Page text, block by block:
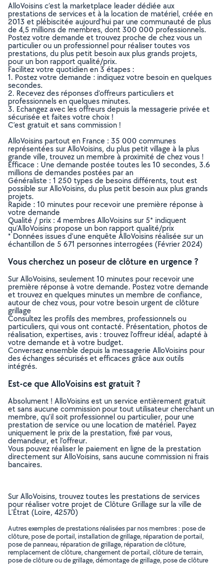
AlloVoisins c’est la marketplace leader dédiée aux
prestations de services et à la location de matériel, créée en
2013 et plébiscitée aujourd’hui par une communauté de plus
de 4,5 millions de membres, dont 300 000 professionnels.
Postez votre demande et trouvez proche de chez vous un
particulier ou un professionnel pour réaliser toutes vos
prestations, du plus petit besoin aux plus grands projets,
pour un bon rapport qualité/prix.
Facilitez votre quotidien en 3 étapes :
1. Postez votre demande : indiquez votre besoin en quelques
secondes.
2. Recevez des réponses d’offreurs particuliers et
professionnels en quelques minutes.
3. Echangez avec les offreurs depuis la messagerie privée et
sécurisée et faites votre choix !
C’est gratuit et sans commission !
AlloVoisins partout en France : 35 000 communes
représentées sur AlloVoisins, du plus petit village à la plus
grande ville, trouvez un membre à proximité de chez vous !
Efficace : Une demande postée toutes les 10 secondes, 3.6
millions de demandes postées par an
Généraliste : 1 250 types de besoins différents, tout est
possible sur AlloVoisins, du plus petit besoin aux plus grands
projets.
Rapide : 10 minutes pour recevoir une première réponse à
votre demande
Qualité / prix : 4 membres AlloVoisins sur 5* indiquent
qu’AlloVoisins propose un bon rapport qualité/prix
* Données issues d’une enquête AlloVoisins réalisée sur un
échantillon de 5 671 personnes interrogées (Février 2024)
Vous cherchez un poseur de clôture en urgence ?
Sur AlloVoisins, seulement 10 minutes pour recevoir une
première réponse à votre demande. Postez votre demande
et trouvez en quelques minutes un membre de confiance,
autour de chez vous, pour votre besoin urgent de clôture
grillage
Consultez les profils des membres, professionnels ou
particuliers, qui vous ont contacté. Présentation, photos de
réalisation, expertises, avis : trouvez l'offreur idéal, adapté à
votre demande et à votre budget.
Conversez ensemble depuis la messagerie AlloVoisins pour
des échanges sécurisés et efficaces grâce aux outils
intégrés.
Est-ce que AlloVoisins est gratuit ?
Absolument ! AlloVoisins est un service entièrement gratuit
et sans aucune commission pour tout utilisateur cherchant un
membre, qu’il soit professionnel ou particulier, pour une
prestation de service ou une location de matériel. Payez
uniquement le prix de la prestation, fixé par vous,
demandeur, et l’offreur.
Vous pouvez réaliser le paiement en ligne de la prestation
directement sur AlloVoisins, sans aucune commission ni frais
bancaires.
Sur AlloVoisins, trouvez toutes les prestations de services
pour réaliser votre projet de Clôture Grillage sur la ville de
L'Étrat (Loire, 42570)
Autres exemples de prestations réalisées par nos membres : pose de
clôture, pose de portail, installation de grillage, réparation de portail,
pose de panneau, réparation de grillage, réparation de clôture,
remplacement de clôture, changement de portail, clôture de terrain,
pose de clôture ou de grillage, démontage de grillage, pose de clôture